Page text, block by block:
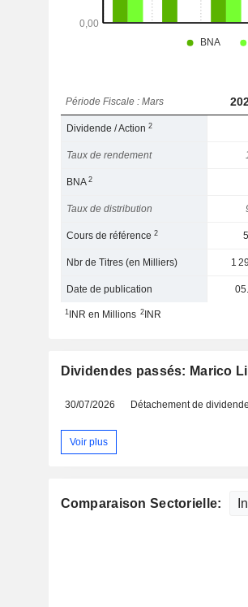
Période Fiscale : Mars
Dividende / Action2
Taux de rendement
BNA2
Taux de distribution
Cours de référence2
Nbr de Titres (en Milliers) 1
Date de publication
1INR en Millions 2INR
Dividendes passés: Marico
30/07/2026 Détachement de
Voir plus
Comparaison Sectorielle: